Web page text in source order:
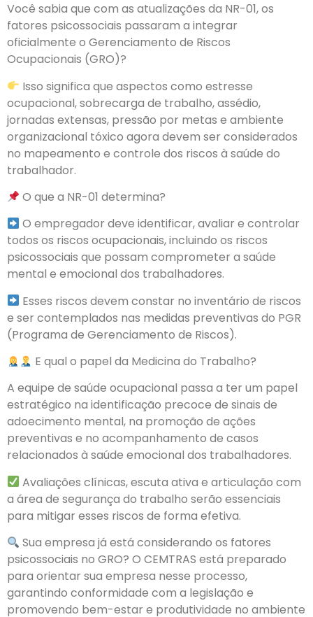
Você sabia que com as atualizações da NR-01, os
fatores psicossociais passaram a integrar
oficialmente o Gerenciamento de Riscos
Ocupacionais (GRO)?
Isso significa que aspectos como estresse
ocupacional, sobrecarga de trabalho, assédio,
jornadas extensas, pressão por metas e ambiente
organizacional tóxico agora devem ser considerados
no mapeamento e controle dos riscos à saúde do
trabalhador.
O que a NR-01 determina?
O empregador deve identificar, avaliar e controlar
todos os riscos ocupacionais, incluindo os riscos
psicossociais que possam comprometer a saúde
mental e emocional dos trabalhadores.
Esses riscos devem constar no inventário de riscos
e ser contemplados nas medidas preventivas do PGR
(Programa de Gerenciamento de Riscos).
E qual o papel da Medicina do Trabalho?
A equipe de saúde ocupacional passa a ter um papel
estratégico na identificação precoce de sinais de
adoecimento mental, na promoção de ações
preventivas e no acompanhamento de casos
relacionados à saúde emocional dos trabalhadores.
Avaliações clínicas, escuta ativa e articulação com
a área de segurança do trabalho serão essenciais
para mitigar esses riscos de forma efetiva.
Sua empresa já está considerando os fatores
psicossociais no GRO? O CEMTRAS está preparado
para orientar sua empresa nesse processo,
garantindo conformidade com a legislação e
promovendo bem-estar e produtividade no ambiente